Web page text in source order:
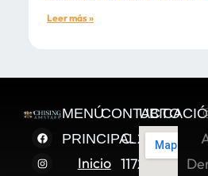
Leer más »
MENÚ
PRINCIPAL
Inicio
CONTACTO
C. 2 Sur
11722,